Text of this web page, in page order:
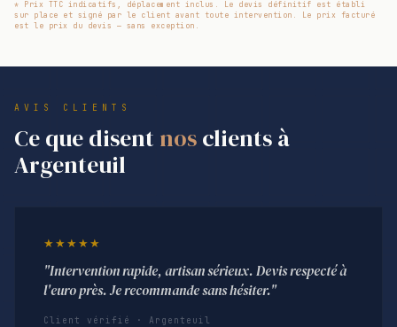
* Prix TTC indicatifs, déplacement inclus. Le devis définitif est établi
sur place et signé par le client avant toute intervention. Le prix facturé
est le prix du devis — sans exception.
AVIS CLIENTS
Ce que disent nosclients à
Argenteuil
★★★★★
"Intervention rapide, artisan sérieux. Devis respecté à
l'euro près. Je recommande sans hésiter."
Client vérifié · Argenteuil